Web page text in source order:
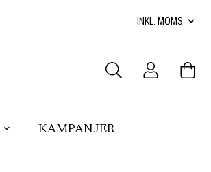
KAMPANJER